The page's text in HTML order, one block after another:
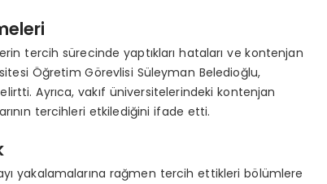
tercih sürecinde yaptıkları hataları ve kontenjan
Öğretim Görevlisi Süleyman Beledioğlu,
Ayrıca, vakıf üniversitelerindeki kontenjan
tercihleri etkilediğini ifade etti.
yakalamalarına rağmen tercih ettikleri bölümlere